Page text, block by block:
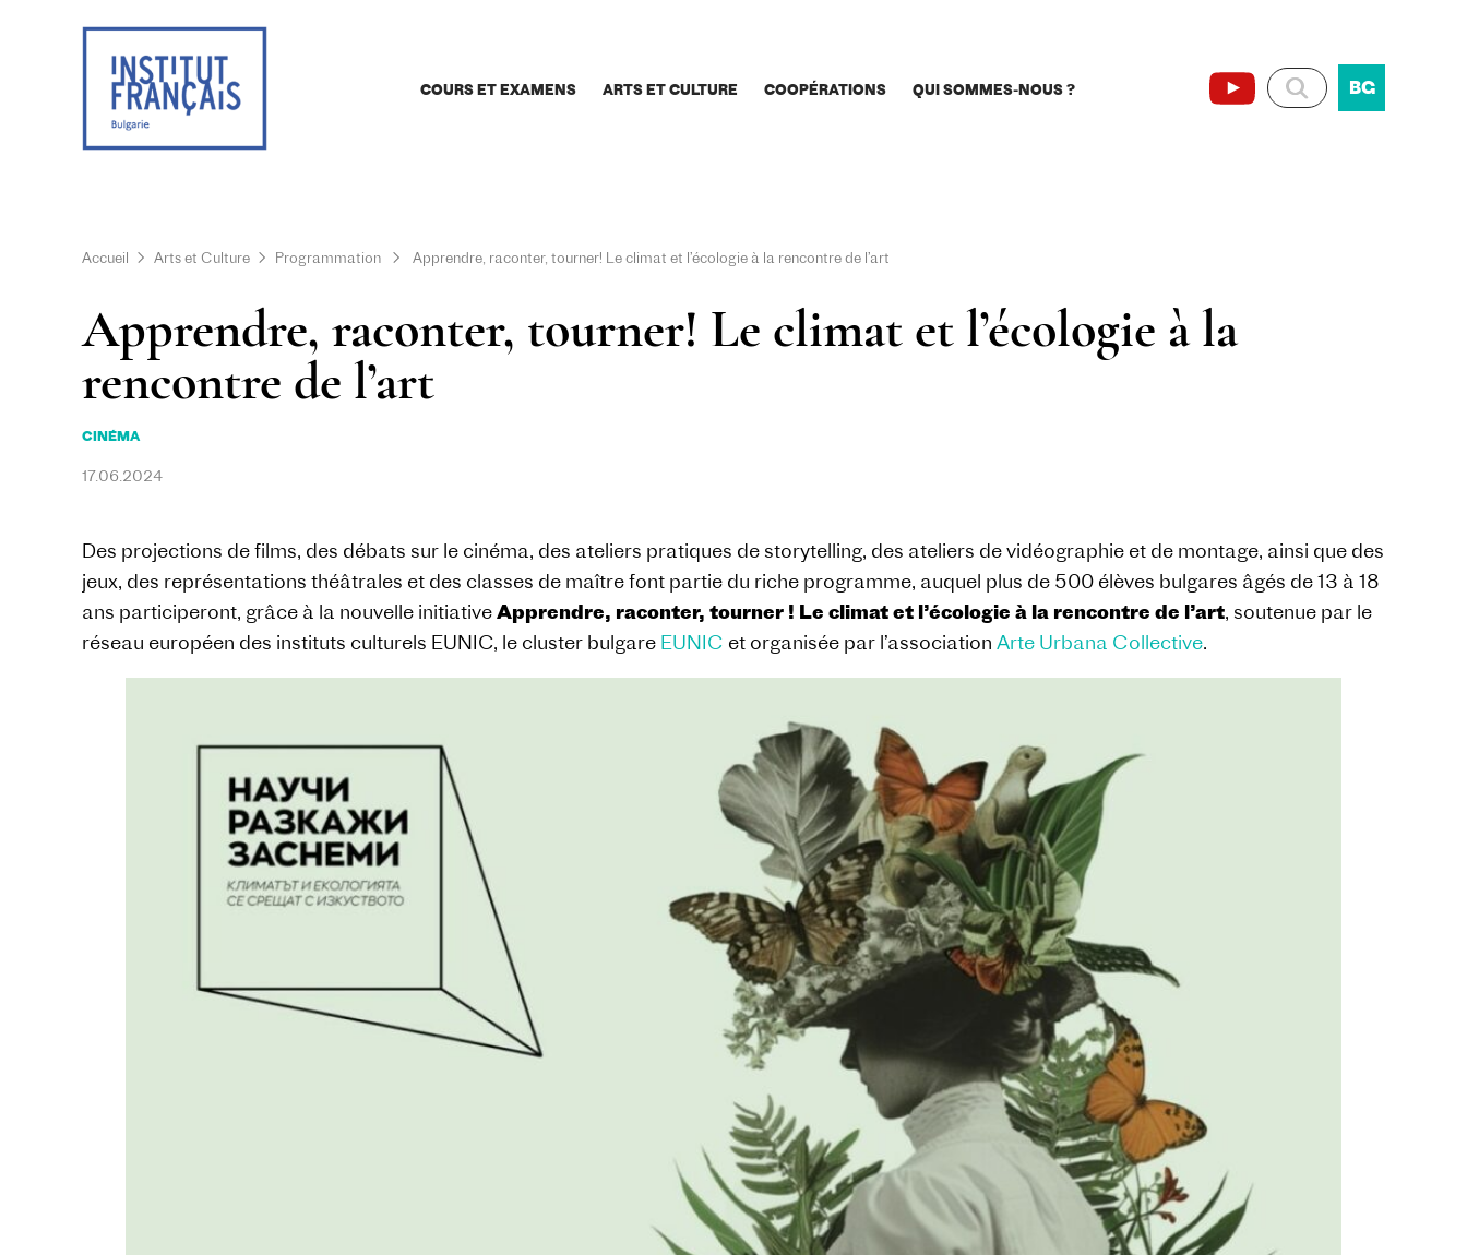
COURS ET EXAMENS ARTS ET CULTURE COOPÉRATIONS QUI SOMMES-NOUS ? BG
Accueil Arts et Culture Programmation Apprendre, raconter, tourner! Le climat et l’écologie à la rencontre de l’art
Apprendre, raconter, tourner! Le climat et l’écologie à la
rencontre de l’art
CINÉMA
17.06.2024
Des projections de films, des débats sur le cinéma, des ateliers pratiques de storytelling, des ateliers de vidéographie et de montage, ainsi que des
jeux, des représentations théâtrales et des classes de maître font partie du riche programme, auquel plus de 500 élèves bulgares âgés de 13 à 18
ans participeront, grâce à la nouvelle initiativeApprendre, raconter, tourner ! Le climat et l’écologie à la rencontre de l’art, soutenue par le
réseau européen des instituts culturels EUNIC, le cluster bulgare EUNIC et organisée par l’association Arte Urbana Collective.